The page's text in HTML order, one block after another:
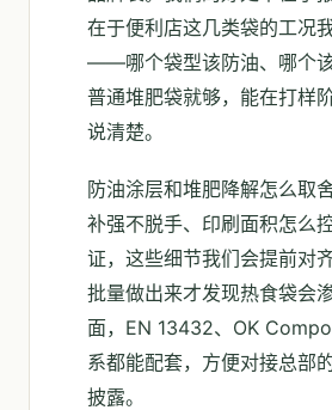
在于便利店这几类袋的工况
——哪个袋型该防油、哪个
普通堆肥袋就够，能在打样
说清楚。
防油涂层和堆肥降解怎么取
补强不脱手、印刷面积怎么
证，这些细节我们会提前对
批量做出来才发现热食袋会
面，EN 13432、OK
系都能配套，方便对接总部
披露。